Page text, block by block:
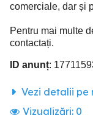
comerciale, dar și
Pentru mai multe
contactați.
ID anunț:
Vezi detalii pe
Vizualizări: 0